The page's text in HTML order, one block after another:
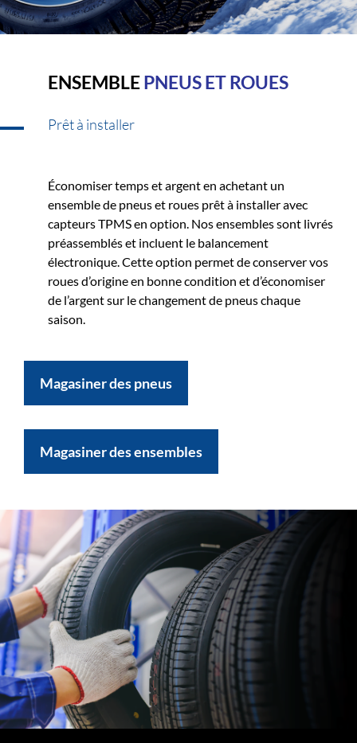
ENSEMBLEPNEUS ET ROUES
Prêt à installer
Économiser temps et argent en achetant un
ensemble de pneus et roues prêt à installer avec
capteurs TPMS en option. Nos ensembles sont livrés
préassemblés et incluent le balancement
électronique. Cette option permet de conserver vos
roues d’origine en bonne condition et d’économiser
de l’argent sur le changement de pneus chaque
saison.
Magasiner des pneus
Magasiner des ensembles